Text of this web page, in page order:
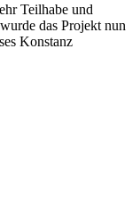
Teilhabe und
das Projekt nun
Konstanz